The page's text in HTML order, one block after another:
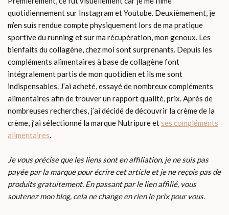
quotidiennement sur Instagram et Youtube. Deuxièmement, je
m’en suis rendue compte physiquement lors de ma pratique
sportive du running et sur ma récupération, mon genoux. Les
bienfaits du collagène, chez moi sont surprenants. Depuis les
compléments alimentaires à base de collagène font
intégralement partis de mon quotidien et ils me sont
indispensables. J’ai acheté, essayé de nombreux compléments
alimentaires afin de trouver un rapport qualité, prix. Après de
nombreuses recherches, j’ai décidé de découvrir la crème de la
crème, j’ai sélectionné la marque Nutripure etses compléments
alimentaires.
Je vous précise que les liens sont en affiliation, je ne suis pas
payée par la marque pour écrire cet article et je ne reçois pas de
produits gratuitement. En passant par le lien affilié, vous
soutenez mon blog, cela ne change en rien le prix pour vous.